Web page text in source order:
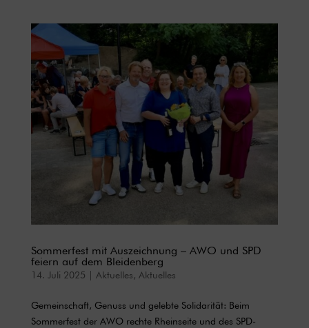
Sommerfest mit Auszeichnung – AWO und SPD
feiern auf dem Bleidenberg
14. Juli 2025 Aktuelles, Aktuelles
Gemeinschaft, Genuss und gelebte Solidarität: Beim
Sommerfest der AWO rechte Rheinseite und des SPD-